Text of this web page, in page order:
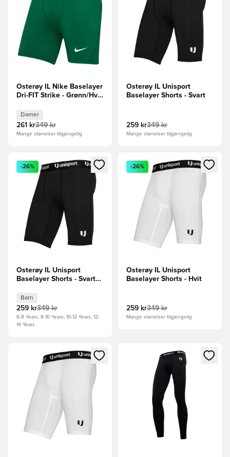
Osterøy IL Nike Baselayer
Dri-FIT Strike - Grønn/Hvit
Damer
261 kr349 kr
Mange størrelser tilgjengelig
Osterøy IL Unisport
Baselayer Shorts - Svart
259 kr349 kr
Mange størrelser tilgjengelig
Åpner en Modal for å logge inn eller registrere deg som
-26%
Osterøy IL Unisport
Baselayer Shorts - Svart
Barn
259 kr349 kr
6-8 Years, 8-10 Years, 10-12 Years, 12-
14 Years
Åpner en Modal for å logge
-26%
Osterøy IL Unisport
Baselayer Shorts - Hvit
259 kr349 kr
Mange størrelser tilgjengelig
Åpner en Modal for å logge inn eller registrere deg som
Åpner en Modal for å logge